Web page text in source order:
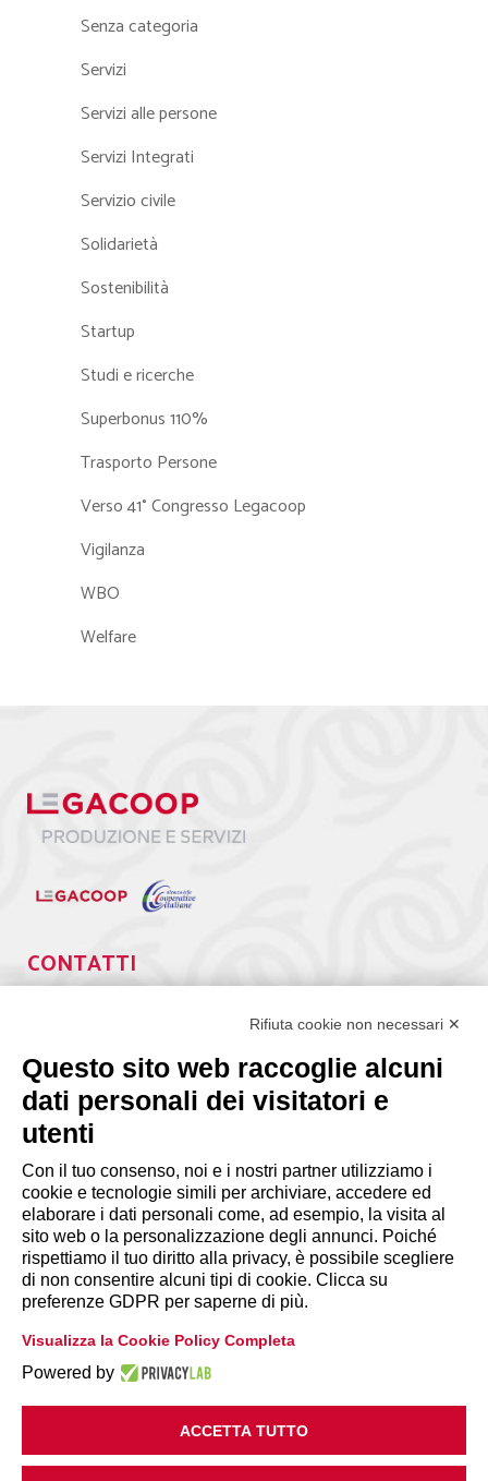
Senza categoria
Servizi
Servizi alle persone
Servizi Integrati
Servizio civile
Solidarietà
Sostenibilità
Startup
Studi e ricerche
Superbonus 110%
Trasporto Persone
Verso 41° Congresso Legacoop
Vigilanza
WBO
Welfare
CONTATTI
segreteria@lps.coop
INFORMAZIONI
Disclaimer
Privacy Policy
Cookie Policy|Modifica preferenze
Rifiuta cookie non necessari ✕
Questo sito web raccoglie alcuni
dati personali dei visitatori e
utenti
Con il tuo consenso, noi e i nostri partner utilizziamo i
cookie e tecnologie simili per archiviare, accedere ed
elaborare i dati personali come, ad esempio, la visita al
sito web o la personalizzazione degli annunci. Poiché
rispettiamo il tuo diritto alla privacy, è possibile scegliere
di non consentire alcuni tipi di cookie. Clicca su
preferenze GDPR per saperne di più.
Visualizza la Cookie Policy Completa
Powered by
ACCETTA TUTTO